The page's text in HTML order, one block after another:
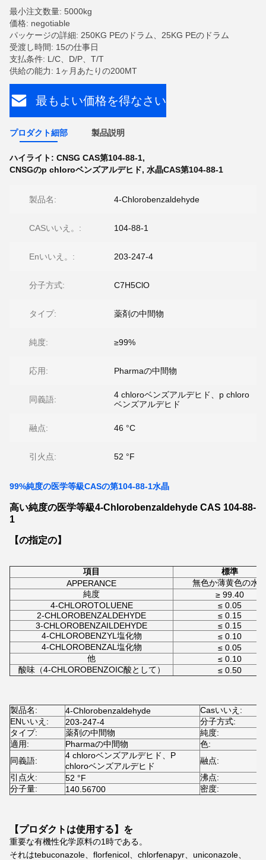
最小注文数量: 5000kg
価格: negotiable
パッケージの詳細: 250KG PEのドラム、25KG PEのドラム
受渡し時間: 15の仕事日
支払条件: L/C、D/P、T/T
供給の能力: 1ヶ月あたりの200MT
最もよい価格を得なさい
プロダクト細部 製品説明
ハイライト: CNSG CAS第104-88-1,
CNSGのp chloroベンズアルデヒド, 水晶CAS第104-88-1
製品名: 4-Chlorobenzaldehyde
CASいいえ。: 104-88-1
Enいいえ。: 203-247-4
分子方式: C7H5ClO
タイプ: 薬剤の中間物
純度: ≥99%
応用: Pharmaの中間物
同義語:
4 chloroベンズアルデヒド、p chloro
ベンズアルデヒド
融点: 46 °C
引火点: 52 °F
99%純度の医学等級CASの第104-88-1水晶
高い純度の医学等級4-Chlorobenzaldehyde CAS 104-88-
1
【の指定の】
項目
標準
APPERANCE
無色か薄黄色の水
純度
≥ 99.40
4-CHLOROTOLUENE
≤ 0.05
2-CHLOROBENZALDEHYDE
≤ 0.15
3-CHLOROBENZAILDEHYDE
≤ 0.15
4-CHLOROBENZYL塩化物
≤ 0.10
4-CHLOROBENZAL塩化物
≤ 0.05
他
≤ 0.10
酸味（4-CHLOROBENZOIC酸として）
≤ 0.50
製品名: 4-Chlorobenzaldehyde Casいいえ:
ENいいえ:
203-247-4 分子方式:
タイプ:
薬剤の中間物 純度:
適用:
Pharmaの中間物 色:
同義語:
4 chloroベンズアルデヒド、P
chloroベンズアルデヒド
融点:
引点火:
52 °F 沸点:
分子量:
140.56700 密度:
【プロダクトは使用する】を
重要な有機性化学原料の1時である。
それはtebuconazole、florfenicol、chlorfenapyr、uniconazole、